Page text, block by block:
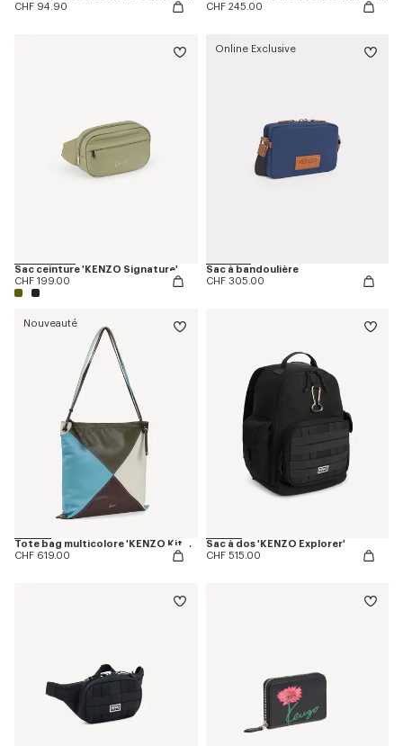
CHF 94.90
CHF 245.00
Sac ceinture 'KENZO Signature'
CHF 199.00
Online Exclusive
Sac à bandoulière
CHF 305.00
Nouveauté
Tote bag multicolore 'KENZO Kite' en cuir
CHF 619.00
Sac à dos 'KENZO Explorer'
CHF 515.00